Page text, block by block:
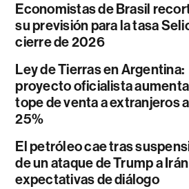
Economistas de Brasil
su previsión para la tasa
cierre de 2026
Ley de Tierras en Argentina:
proyecto oficialista
tope de venta a extranjeros al
25%
El petróleo cae tras
de un ataque de Trump a
expectativas de diálogo